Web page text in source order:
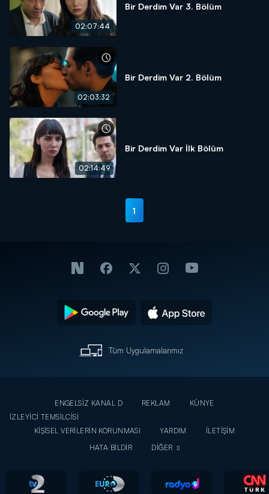
02:07:44
Bir Derdim Var 3. Bölüm
02:03:32
Bir Derdim Var 2. Bölüm
02:14:49
Bir Derdim Var İlk Bölüm
1
Tüm Uygulamalarımız
ENGELSİZ KANAL D REKLAM
KÜNYE
İZLEYİCİ TEMSİLCİSİ
KİŞİSEL VERİLERİN KORUNMASI
YARDIM
İLETİŞİM
HATA BİLDİR
DİĞER